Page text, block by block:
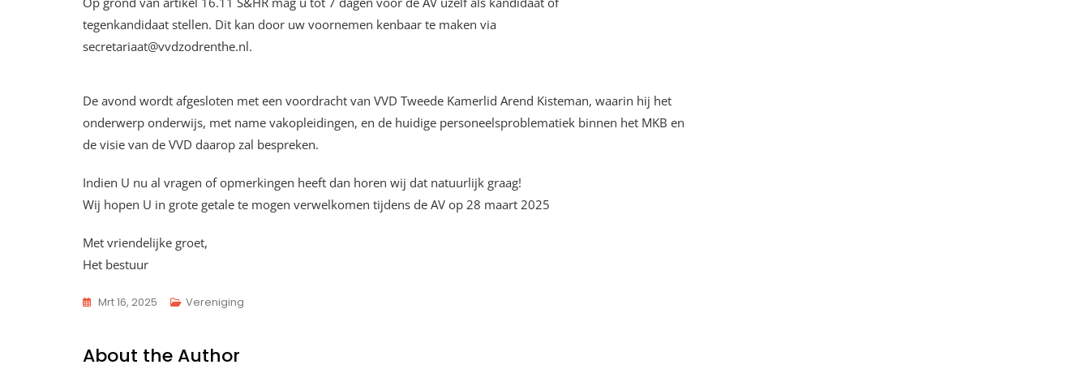
tegenkandidaat stellen. Dit kan door uw voornemen kenbaar te maken via
secretariaat@vvdzodrenthe.nl.
De avond wordt afgesloten met een voordracht van VVD Tweede Kamerlid Arend Kisteman, waarin hij het
onderwerp onderwijs, met name vakopleidingen, en de huidige personeelsproblematiek binnen het MKB en
de visie van de VVD daarop zal bespreken.
Indien U nu al vragen of opmerkingen heeft dan horen wij dat natuurlijk graag!
Wij hopen U in grote getale te mogen verwelkomen tijdens de AV op 28 maart 2025
Met vriendelijke groet,
Het bestuur
Mrt 16, 2025 Vereniging
About the Author